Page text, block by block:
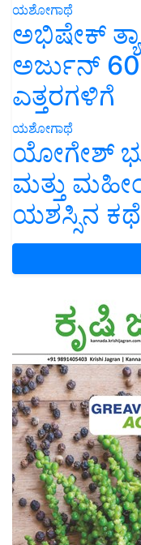
ಯಶೋಗಾಥೆ
ಅಭಿಷೇಕ್
ಅರ್ಜುನ್
ಎತ್ತರಗಳಿಗೆ
ಯಶೋಗಾಥೆ
ಯೋಗೇಶ್
ಮತ್ತು
ಯಶಸ್ಸಿನ ಕಥೆ